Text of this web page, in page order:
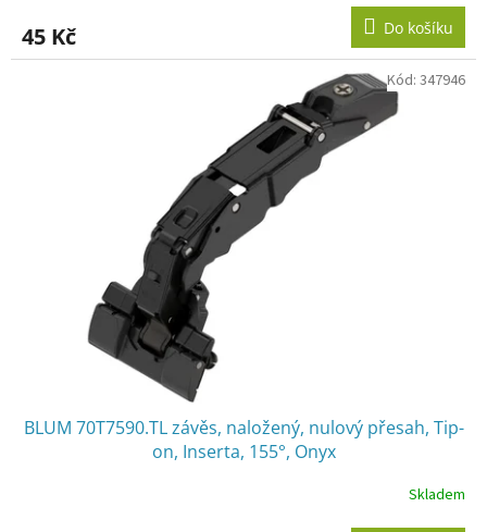
45 Kč Do košíku
BLUM 70T7590.TL závěs, naložený, nulový přesah, Tip-
on, Inserta, 155°, Onyx
Skladem
Kód: 347946